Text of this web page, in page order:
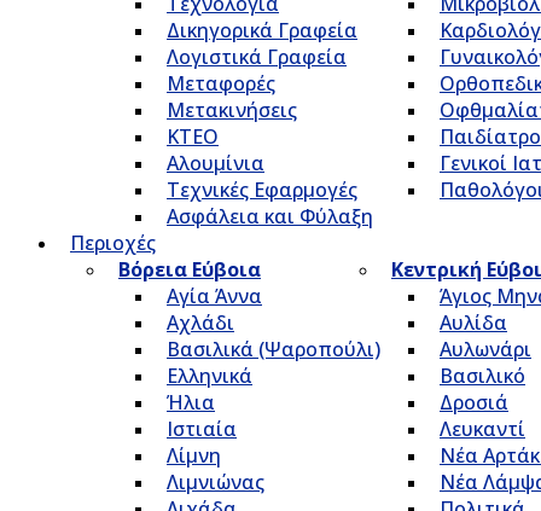
Δικηγορικά Γραφεία
Λογιστικά Γραφεία
Μεταφορές
Μετακινήσεις
ΚΤΕΟ
Αλουμίνια
Τεχνικές Εφαρμογές
Ασφάλεια και Φύλαξη
Γενικοί
Περιοχές
Βόρεια Εύβοια
Αγία Άννα
Αχλάδι
Βασιλικά (Ψαροπούλι)
Ελληνικά
Ήλια
Ιστιαία
Λίμνη
Λιμνιώνας
Κεντρική
Άγιος
Αυλίδα
Αυλωνάρι
Βασιλικό
Δροσιά
Λευκαντί
Νέα
Νέα